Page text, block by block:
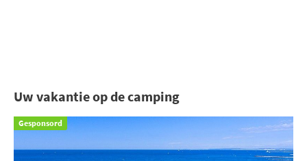
Uw vakantie op de camping
Gesponsord